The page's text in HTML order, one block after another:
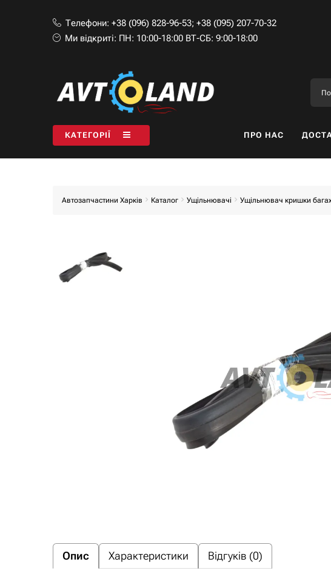
Телефони: +38 (096) 828-96-53; +38 (095) 207-70-32
Ми відкриті: ПН: 10:00-18:00 ВТ-СБ: 9:00-18:00
КАТЕГОРІЇ ПРО НАС
Автозапчастини Харків Каталог Ущільнювачі Ущільнювач кришки
Опис Характеристики Відгуків (0)